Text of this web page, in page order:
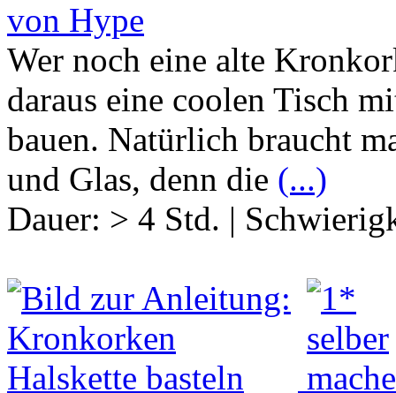
von Hype
Wer noch eine alte
daraus eine coolen Tisch
bauen. Natürlich braucht
und Glas, denn die (...)
Dauer: > 4 Std. |